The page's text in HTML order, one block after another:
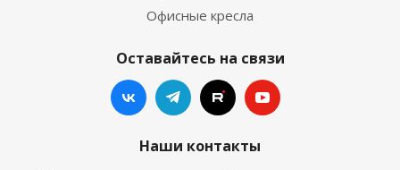
Офисные кресла
Оставайтесь на связи
Наши контакты